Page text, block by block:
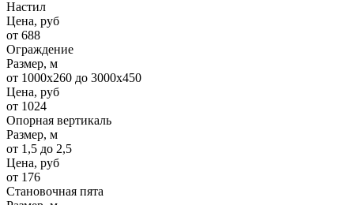
Настил
Цена, руб
от 688
Ограждение
Размер, м
от 1000х260 до 3000х450
Цена, руб
от 1024
Опорная вертикаль
Размер, м
от 1,5 до 2,5
Цена, руб
от 176
Становочная пята